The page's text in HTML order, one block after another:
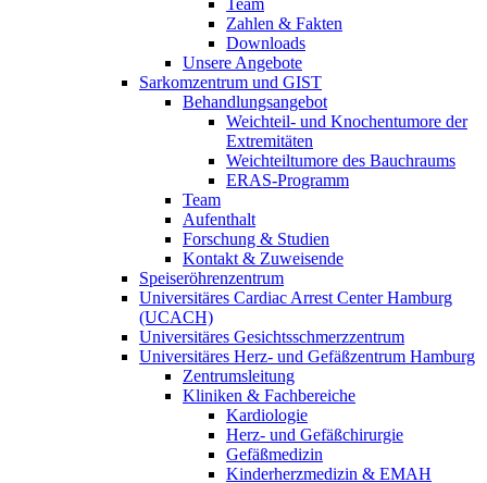
Team
Zahlen & Fakten
Downloads
Unsere Angebote
Sarkomzentrum und GIST
Behandlungsangebot
Weichteil- und Knochentumore der
Extremitäten
Weichteiltumore des Bauchraums
ERAS-Programm
Team
Aufenthalt
Forschung & Studien
Kontakt & Zuweisende
Speiseröhrenzentrum
Universitäres Cardiac Arrest Center Hamburg
(UCACH)
Universitäres Gesichtsschmerzzentrum
Universitäres Herz- und Gefäßzentrum Hamburg
Zentrumsleitung
Kliniken & Fachbereiche
Kardiologie
Herz- und Gefäßchirurgie
Gefäßmedizin
Kinderherzmedizin & EMAH